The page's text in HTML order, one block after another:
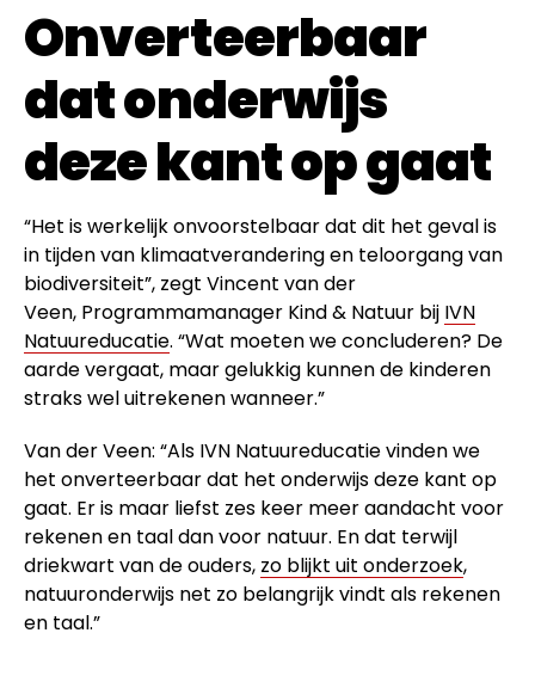
Onverteerbaar
dat onderwijs
deze kant op gaat
“Het is werkelijk onvoorstelbaar dat dit het geval is
in tijden van klimaatverandering en teloorgang van
biodiversiteit”, zegt Vincent van der
Veen, Programmamanager Kind & Natuur bij IVN
Natuureducatie. “Wat moeten we concluderen? De
aarde vergaat, maar gelukkig kunnen de kinderen
straks wel uitrekenen wanneer.”
Van der Veen: “Als IVN Natuureducatie vinden we
het onverteerbaar dat het onderwijs deze kant op
gaat. Er is maar liefst zes keer meer aandacht voor
rekenen en taal dan voor natuur. En dat terwijl
driekwart van de ouders, zo blijkt uit onderzoek,
natuuronderwijs net zo belangrijk vindt als rekenen
en taal.”